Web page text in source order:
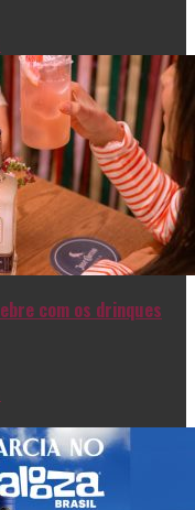
com os drinques